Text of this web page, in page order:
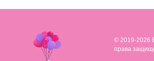
© 2019-2026
права